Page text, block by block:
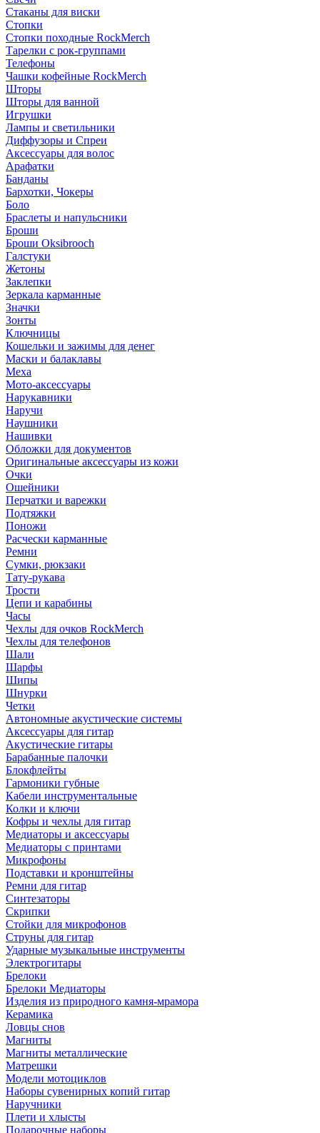
Стаканы для виски
Стопки
Стопки походные RockMerch
Тарелки с рок-группами
Телефоны
Чашки кофейные RockMerch
Шторы
Шторы для ванной
Игрушки
Лампы и светильники
Диффузоры и Спреи
Аксессуары для волос
Арафатки
Банданы
Бархотки, Чокеры
Боло
Браслеты и напульсники
Броши
Броши Oksibrooch
Галстуки
Жетоны
Заклепки
Зеркала карманные
Значки
Зонты
Ключницы
Кошельки и зажимы для денег
Маски и балаклавы
Меха
Мото-аксессуары
Нарукавники
Наручи
Наушники
Нашивки
Обложки для документов
Оригинальные аксессуары из кожи
Очки
Ошейники
Перчатки и варежки
Подтяжки
Поножи
Расчески карманные
Ремни
Сумки, рюкзаки
Тату-рукава
Трости
Цепи и карабины
Часы
Чехлы для очков RockMerch
Чехлы для телефонов
Шали
Шарфы
Шипы
Шнурки
Четки
Автономные акустические системы
Аксессуары для гитар
Акустические гитары
Барабанные палочки
Блокфлейты
Гармоники губные
Кабели инструментальные
Колки и ключи
Кофры и чехлы для гитар
Медиаторы и аксессуары
Медиаторы с принтами
Микрофоны
Подставки и кронштейны
Ремни для гитар
Синтезаторы
Скрипки
Стойки для микрофонов
Струны для гитар
Ударные музыкальные инструменты
Электрогитары
Брелоки
Брелоки Медиаторы
Изделия из природного камня-мрамора
Керамика
Ловцы снов
Магниты
Магниты металлические
Матрешки
Модели мотоциклов
Наборы сувенирных копий гитар
Наручники
Плети и хлысты
Подарочные наборы